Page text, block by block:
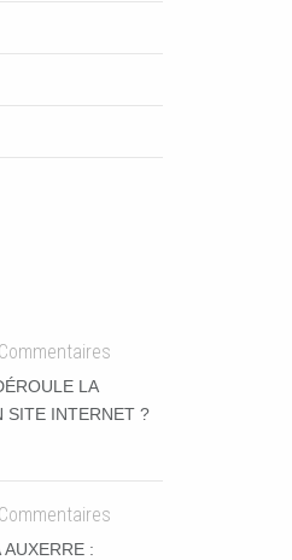
LA
SITE INTERNET ?
: